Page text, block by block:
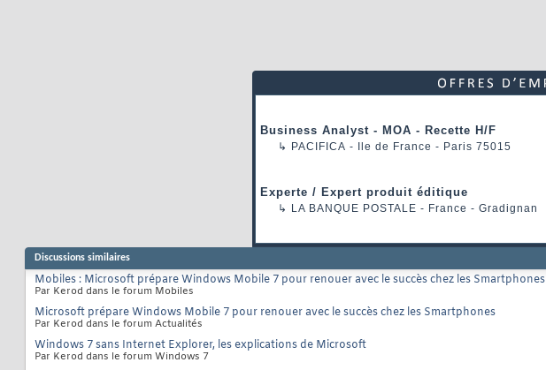
Business Analyst - MOA - Recette H/F
↳ PACIFICA - Ile de France - Paris 75015
Experte / Expert produit éditique
↳ LA BANQUE POSTALE - France - Gradignan
Discussions similaires
Mobiles : Microsoft prépare Windows Mobile 7 pour renouer avec le succès chez les Smartphones
Par Kerod dans le forum Mobiles
Microsoft prépare Windows Mobile 7 pour renouer avec le succès chez les Smartphones
Par Kerod dans le forum Actualités
Windows 7 sans Internet Explorer, les explications de Microsoft
Par Kerod dans le forum Windows 7